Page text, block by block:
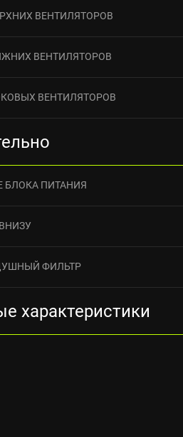
ВЕНТИЛЯТОРОВ
ВЕНТИЛЯТОРОВ
ВЕНТИЛЯТОРОВ
ПИТАНИЯ
ФИЛЬТР
характеристики